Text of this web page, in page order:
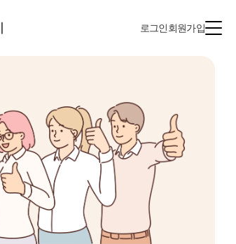
로그인회원가입